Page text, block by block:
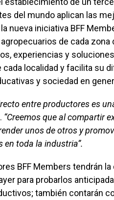
del mundo aplican las
nueva iniciativa BFF
de cada
experiencias y
cada localidad y facilita su
y sociedad en
entre productores es
“Creemos que al compartir
unos de otros y
en toda la industria”.
BFF Members tendrán
para probarlos
también contarán